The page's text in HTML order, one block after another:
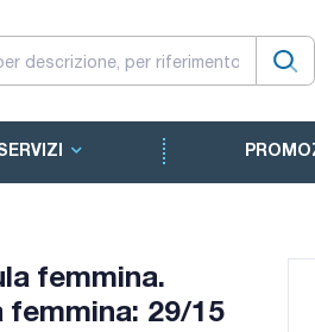
femmina.
femmina: 29/15